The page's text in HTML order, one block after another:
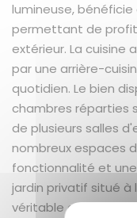
lumineuse,
permettant de
extérieur. La
par une arrière-
quotidien. Le bien
chambres réparties
de plusieurs salles
nombreux espaces
fonctionnalité et une
jardin privatif situé
véritable atout pour